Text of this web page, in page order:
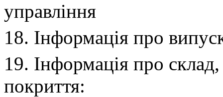
управління
18. Інформація про
19. Інформація про склад,
покриття: